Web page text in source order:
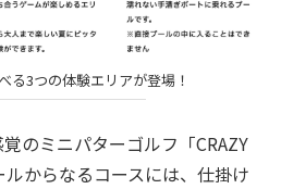
る3つの体験エリアが登場！
のミニパターゴルフ「CRAZY
からなるコースには、仕掛け